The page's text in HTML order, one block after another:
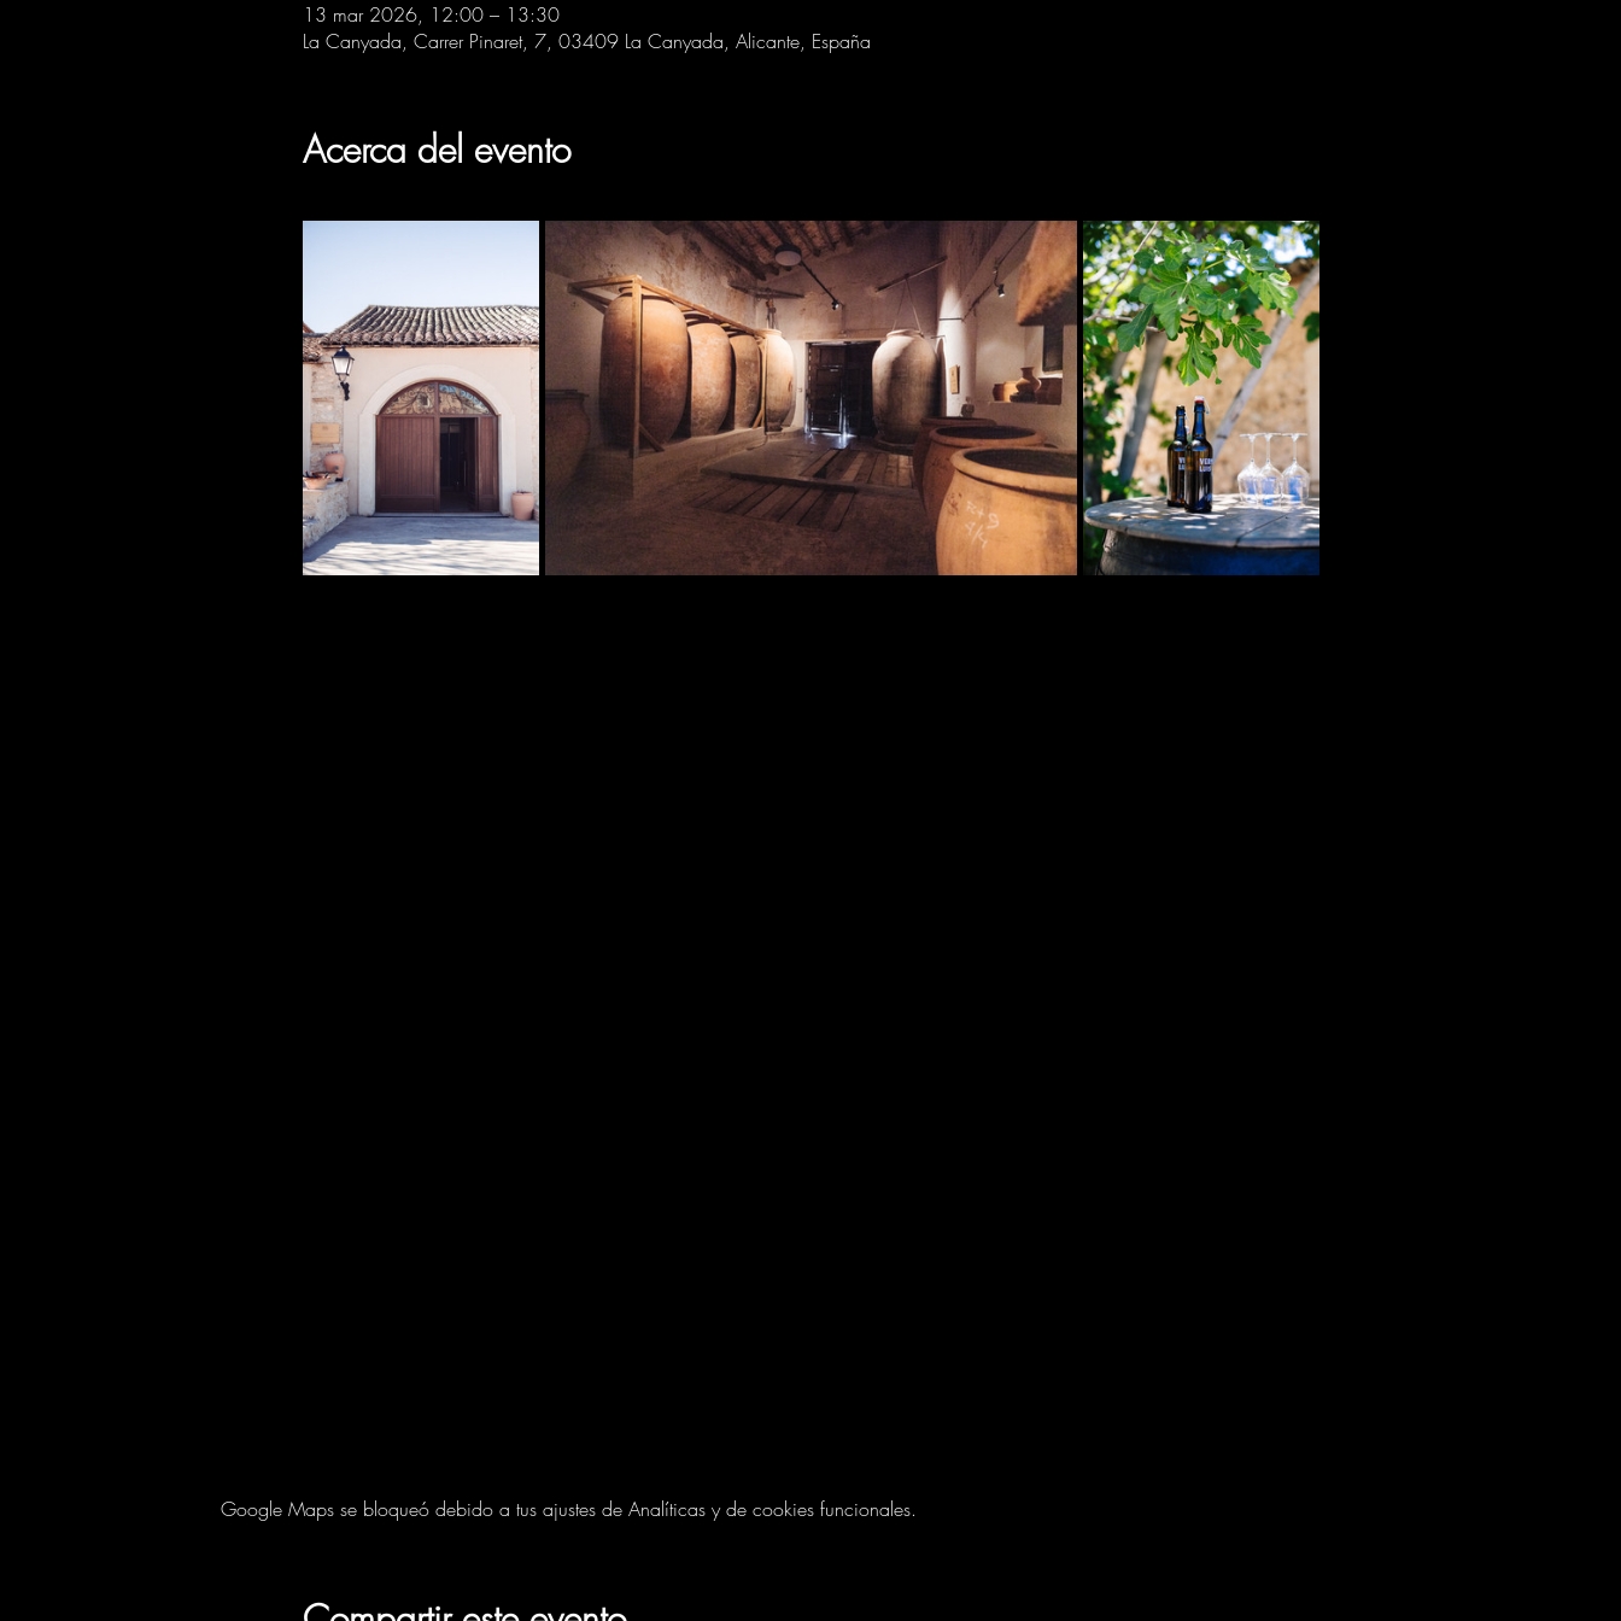
13 mar 2026, 12:00 – 13:30
La Canyada, Carrer Pinaret, 7, 03409 La Canyada, Alicante, España
Acerca del evento
Google Maps se bloqueó debido a tus ajustes de Analíticas y de cookies funcionales.